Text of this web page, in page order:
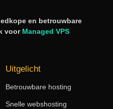
en betrouwbare
voor Managed VPS
Uitgelicht
Betrouwbare hosting
Snelle webshosting